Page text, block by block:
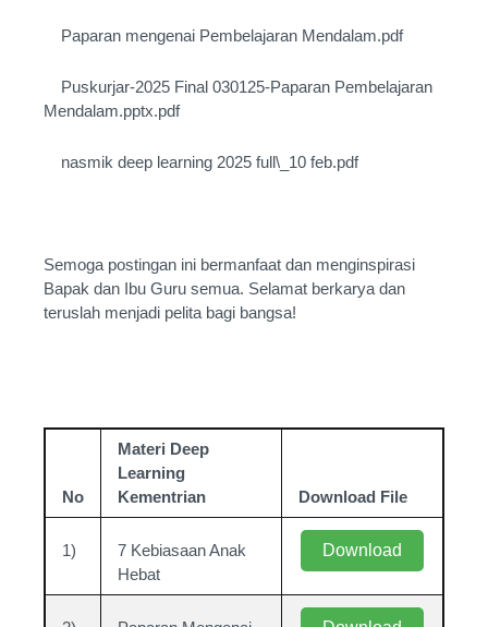
Paparan mengenai Pembelajaran Mendalam.pdf
Puskurjar-2025 Final 030125-Paparan Pembelajaran
Mendalam.pptx.pdf
nasmik deep learning 2025 full\_10 feb.pdf
Semoga postingan ini bermanfaat dan menginspirasi
Bapak dan Ibu Guru semua. Selamat berkarya dan
teruslah menjadi pelita bagi bangsa!
No
Materi Deep
Learning
Kementrian
Download File
1)
7 Kebiasaan Anak
Hebat
Download